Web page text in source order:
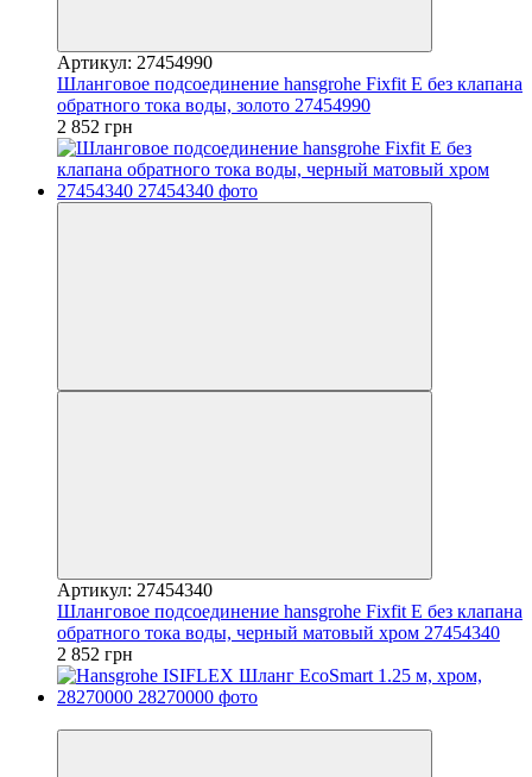
Артикул: 27454990
Шланговое подсоединение hansgrohe Fixfit E без клапана
обратного тока воды, золото 27454990
2 852 грн
Артикул: 27454340
Шланговое подсоединение hansgrohe Fixfit E без клапана
обратного тока воды, черный матовый хром 27454340
2 852 грн